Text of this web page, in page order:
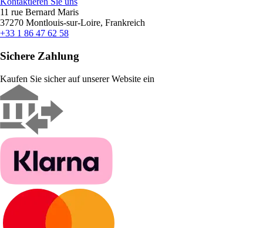
11 rue Bernard Maris
37270 Montlouis-sur-Loire, Frankreich
+33 1 86 47 62 58
Sichere Zahlung
Kaufen Sie sicher auf unserer Website ein